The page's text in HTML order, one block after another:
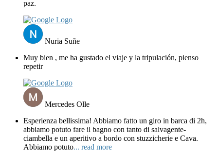
paz.
Nuria Suñe
Muy bien , me ha gustado el viaje y la tripulación, pienso
repetir
Mercedes Olle
Esperienza bellissima! Abbiamo fatto un giro in barca di 2h,
abbiamo potuto fare il bagno con tanto di salvagente-
ciambella e un aperitivo a bordo con stuzzicherie e Cava.
Abbiamo potuto... read more